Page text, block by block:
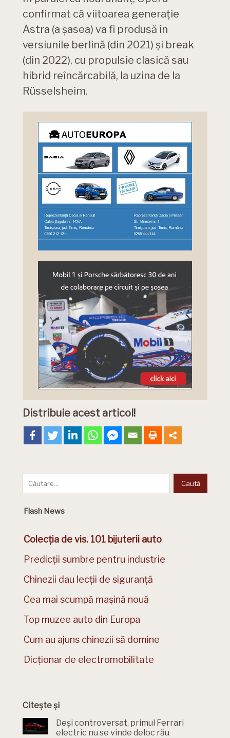
confirmat că viitoarea generație
Astra (a șasea) va fi produsă în
versiunile berlină (din 2021) și break
(din 2022), cu propulsie clasică sau
hibrid reîncărcabilă, la uzina de la
Rüsselsheim.
Distribuie acest articol!
Flash News
Colecția de vis. 101 bijuterii auto
Predicții sumbre pentru industrie
Chinezii dau lecții de siguranță
Cea mai scumpă mașină nouă
Top muzee auto din Europa
Cum au ajuns chinezii să domine
Dicționar de electromobilitate
Citește și
Deși controversat, primul Ferrari
electric nu se vinde deloc rău